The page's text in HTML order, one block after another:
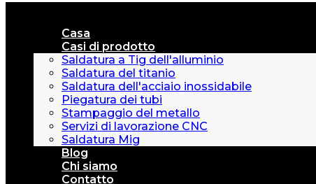
Casa
Casi di prodotto
Saldatura a Tig dell'alluminio
Saldatura del titanio
Saldatura dell'acciaio inossidabile
Piegatura dei tubi
Stampaggio del metallo
Servizi di lavorazione CNC
Saldatura Mig
Blog
Chi siamo
Contatto